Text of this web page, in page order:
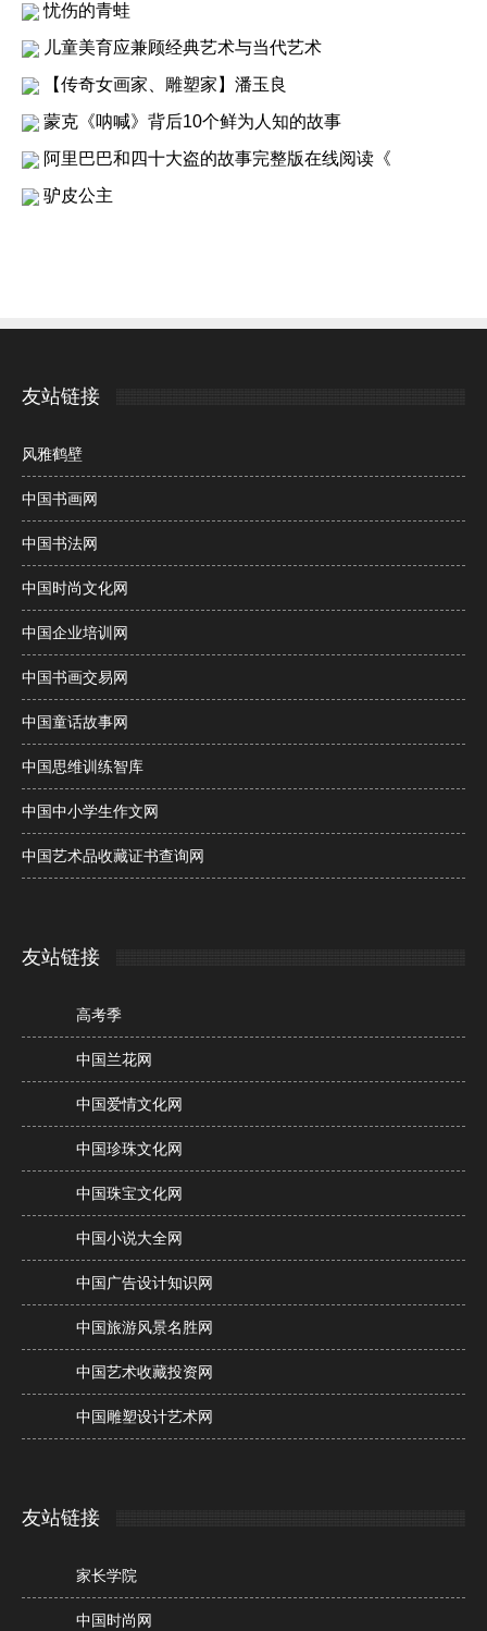
忧伤的青蛙
儿童美育应兼顾经典艺术与当代艺术
【传奇女画家、雕塑家】潘玉良
蒙克《呐喊》背后10个鲜为人知的故事
阿里巴巴和四十大盗的故事完整版在线阅读《
驴皮公主
友站链接
风雅鹤壁
中国书画网
中国书法网
中国时尚文化网
中国企业培训网
中国书画交易网
中国童话故事网
中国思维训练智库
中国中小学生作文网
中国艺术品收藏证书查询网
友站链接
高考季
中国兰花网
中国爱情文化网
中国珍珠文化网
中国珠宝文化网
中国小说大全网
中国广告设计知识网
中国旅游风景名胜网
中国艺术收藏投资网
中国雕塑设计艺术网
友站链接
家长学院
中国时尚网